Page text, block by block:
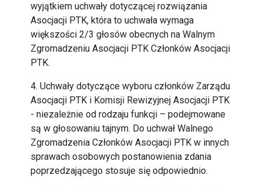
wyjątkiem uchwały dotyczącej rozwiązania
Asocjacji PTK, która to uchwała wymaga
większości 2/3 głosów obecnych na Walnym
Zgromadzeniu Asocjacji PTK Członków Asocjacji
PTK.
4. Uchwały dotyczące wyboru członków Zarządu
Asocjacji PTK i Komisji Rewizyjnej Asocjacji PTK
- niezależnie od rodzaju funkcji – podejmowane
są w głosowaniu tajnym. Do uchwał Walnego
Zgromadzenia Członków Asocjacji PTK w innych
sprawach osobowych postanowienia zdania
poprzedzającego stosuje się odpowiednio.